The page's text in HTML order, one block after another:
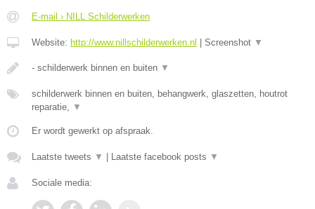
E-mail › NILL Schilderwerken
Website: http://www.nillschilderwerken.nl Screenshot ▼
- schilderwerk binnen en buiten ▼
schilderwerk binnen en buiten, behangwerk, glaszetten, houtrot
reparatie, ▼
Er wordt gewerkt op afspraak.
Laatste tweets ▼ Laatste facebook posts ▼
Sociale media: